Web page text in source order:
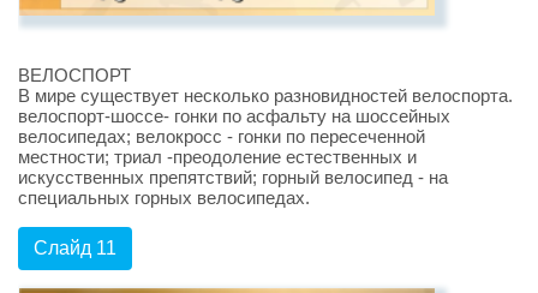
ВЕЛОСПОРТ
В мире существует несколько разновидностей велоспорта.
велоспорт-шоссе- гонки по асфальту на шоссейных
велосипедах; велокросс - гонки по пересеченной
местности; триал -преодоление естественных и
искусственных препятствий; горный велосипед - на
специальных горных велосипедах.
Слайд 11